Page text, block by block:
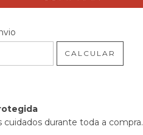
CALCULAR
cuidados durante toda a compra.